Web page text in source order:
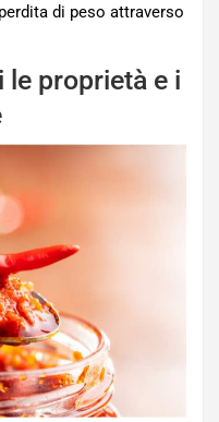
di peso attraverso
le proprietà e i